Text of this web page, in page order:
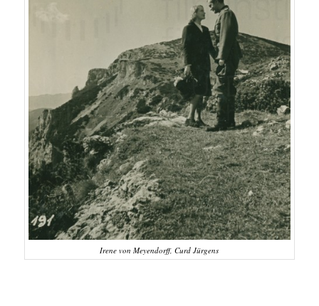
Irene von Meyendorff, Curd Jürgens